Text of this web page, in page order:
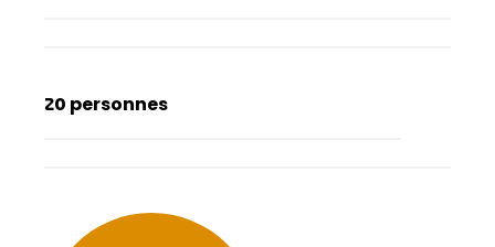
20 personnes